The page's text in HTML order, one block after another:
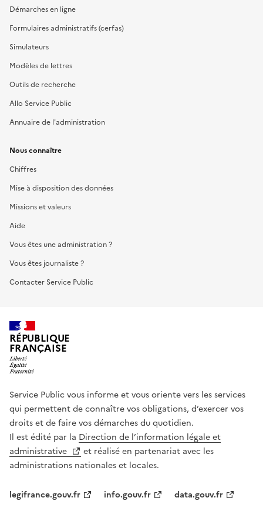
Démarches en ligne
Formulaires administratifs (cerfas)
Simulateurs
Modèles de lettres
Outils de recherche
Allo Service Public
Annuaire de l'administration
Nous connaître
Chiffres
Mise à disposition des données
Missions et valeurs
Aide
Vous êtes une administration ?
Vous êtes journaliste ?
Contacter Service Public
RÉPUBLIQUE
FRANÇAISE
Service Public vous informe et vous oriente vers les services
qui permettent de connaître vos obligations, d’exercer vos
droits et de faire vos démarches du quotidien.
Il est édité par la Direction de l’information légale et
administrative
et réalisé en partenariat avec les
administrations nationales et locales.
legifrance.gouv.fr info.gouv.fr data.gouv.fr